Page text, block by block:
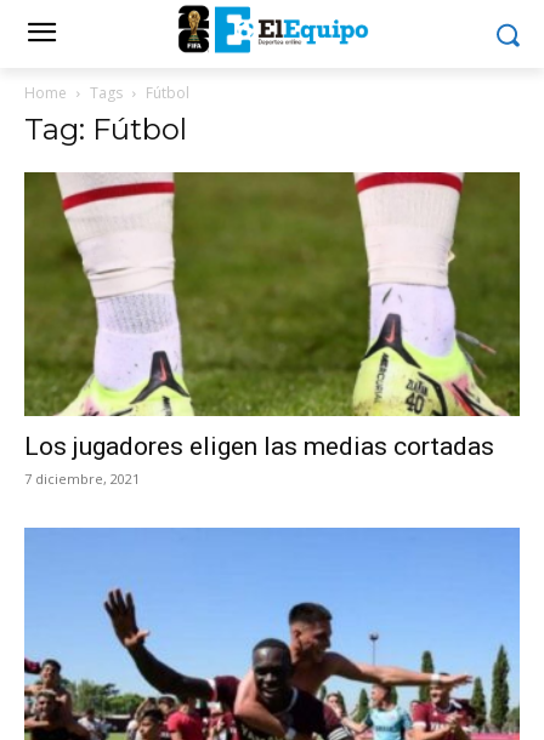
Home Tags Fútbol
Tag: Fútbol
Los jugadores eligen las medias cortadas
7 diciembre, 2021